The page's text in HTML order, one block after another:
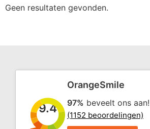
Geen resultaten gevonden.
9.4
OrangeSmile
97% beveelt ons aan!
(1152 beoordelingen)